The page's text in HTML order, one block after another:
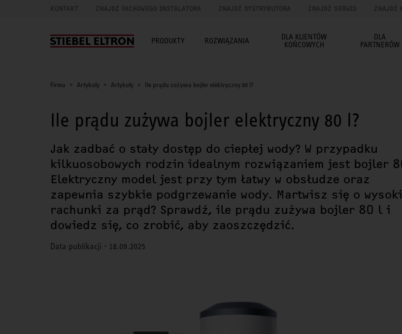
KONTAKT ZNAJDŹ FACHOWEGO INSTALATORA ZNAJDŹ DYSTRYBUTORA ZNAJDŹ SERWIS ZNAJDŹ
PRODUKTY ROZWIĄZANIA
DLA KLIENTÓW
KOŃCOWYCH
DLA
PARTNERÓW
Firma Artykuły Artykuły Ile prądu zużywa bojler elektryczny 80 l?
Ile prądu zużywa bojler elektryczny 80 l?
Jak zadbać o stały dostęp do ciepłej wody? W przypadku
kilkuosobowych rodzin idealnym rozwiązaniem jest bojler
Elektryczny model jest przy tym łatwy w obsłudze oraz
zapewnia szybkie podgrzewanie wody. Martwisz się o
rachunki za prąd? Sprawdź, ile prądu zużywa bojler 80 l i
dowiedz się, co zrobić, aby zaoszczędzić.
Data publikacji - 18.09.2025